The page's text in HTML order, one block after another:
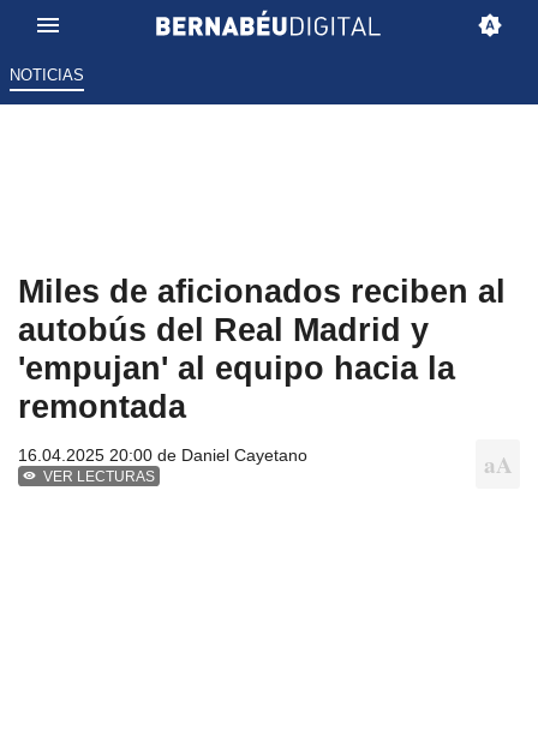
NOTICIAS
Miles de aficionados reciben al
autobús del Real Madrid y
'empujan' al equipo hacia la
remontada
16.04.2025 20:00 de Daniel Cayetano
VER LECTURAS